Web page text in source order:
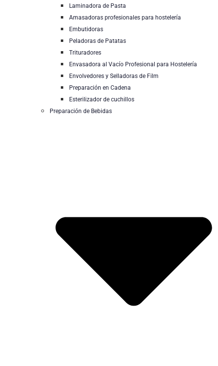
Laminadora de Pasta
Amasadoras profesionales para hostelería
Embutidoras
Peladoras de Patatas
Trituradores
Envasadora al Vacío Profesional para Hostelería
Envolvedores y Selladoras de Film
Preparación en Cadena
Esterilizador de cuchillos
Preparación de Bebidas